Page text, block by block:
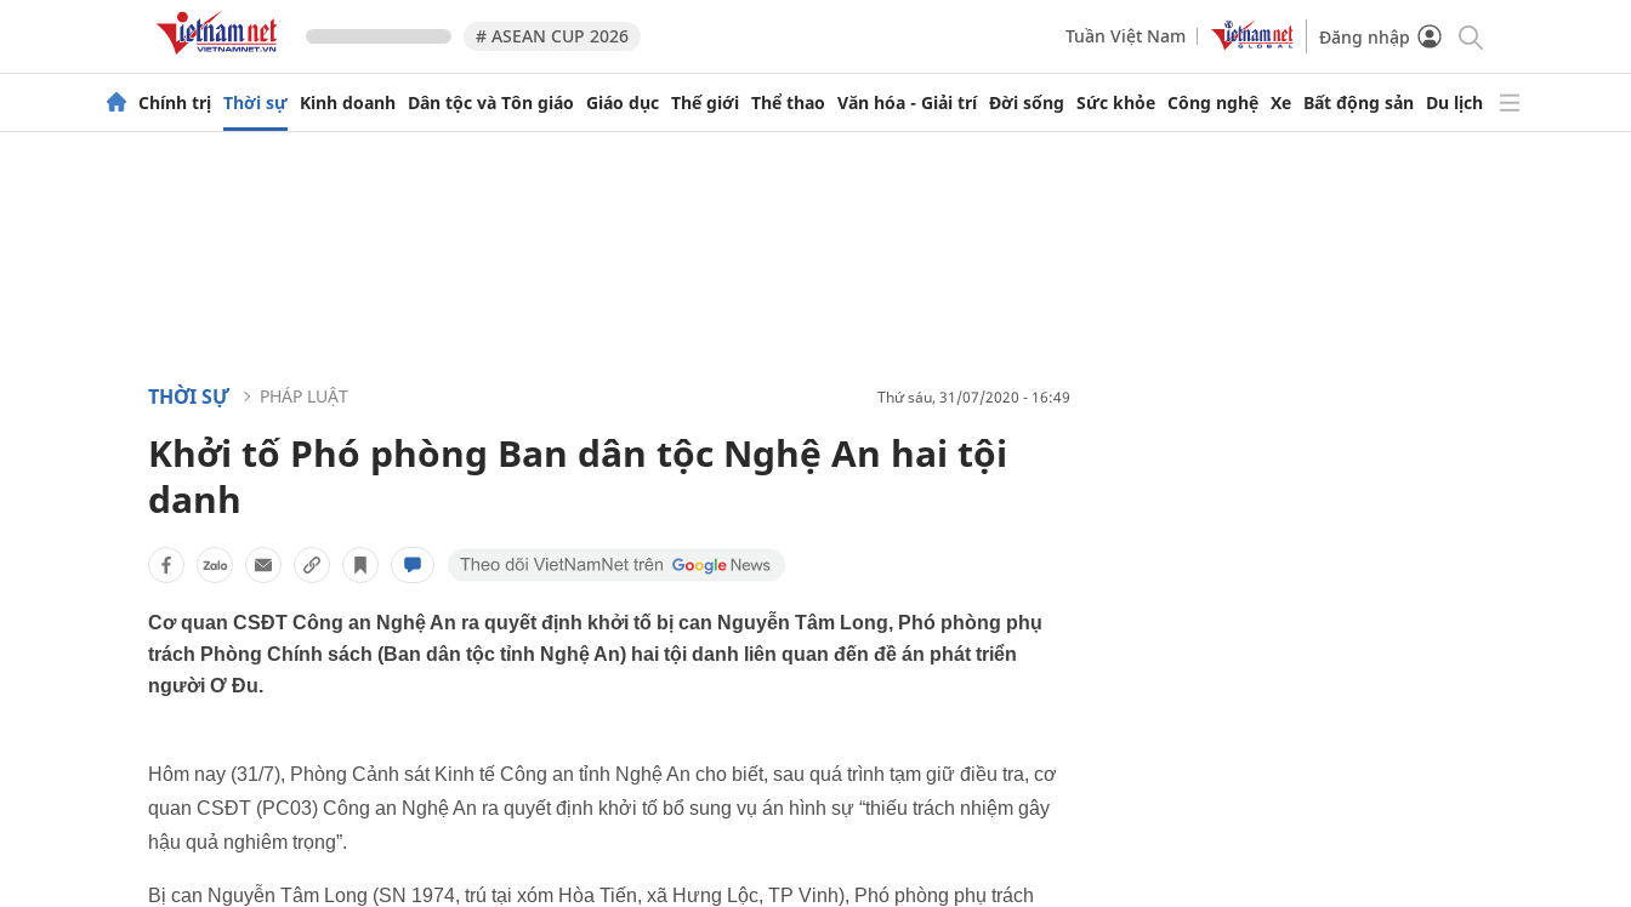
# ASEAN CUP 2026 Tuần Việt Nam Đăng nhập
Chính trị Thời sự Kinh doanh Dân tộc và Tôn giáo Giáo dục Thế giới Thể thao Văn hóa - Giải trí Đời sống Sức khỏe Công nghệ Xe Bất động sản Du lịch
THỜI SỰ PHÁP LUẬT thứ sáu, 31/07/2020 - 16:49
Khởi tố Phó phòng Ban dân tộc Nghệ An hai tội
danh
Cơ quan CSĐT Công an Nghệ An ra quyết định khởi tố bị can Nguyễn Tâm Long, Phó phòng phụ
trách Phòng Chính sách (Ban dân tộc tỉnh Nghệ An) hai tội danh liên quan đến đề án phát triển
người Ơ Đu.
Hôm nay (31/7), Phòng Cảnh sát Kinh tế Công an tỉnh Nghệ An cho biết, sau quá trình tạm giữ điều tra, cơ
quan CSĐT (PC03) Công an Nghệ An ra quyết định khởi tố bổ sung vụ án hình sự “thiếu trách nhiệm gây
hậu quả nghiêm trọng”.
Bị can Nguyễn Tâm Long (SN 1974, trú tại xóm Hòa Tiến, xã Hưng Lộc, TP Vinh), Phó phòng phụ trách